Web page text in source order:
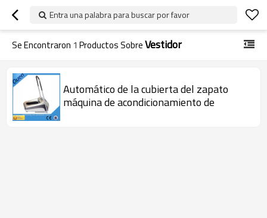
Entra una palabra para buscar por favor
Se Encontraron 1 Productos SobreVestidor
Automático de la cubierta del zapato
máquina de acondicionamiento de